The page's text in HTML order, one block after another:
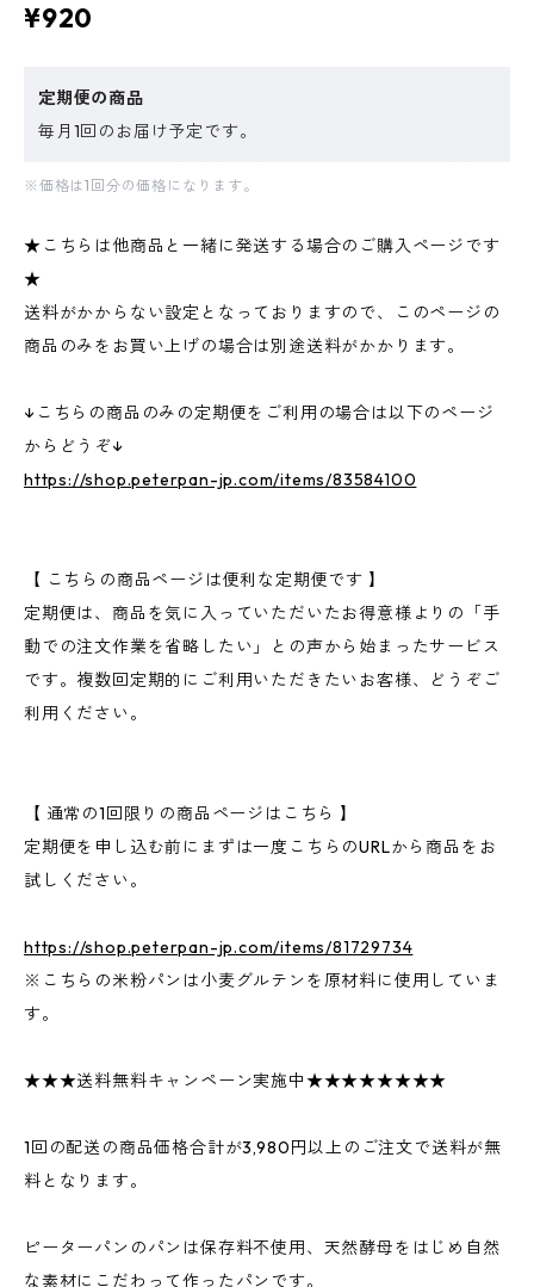
¥920
定期便の商品
毎月1回のお届け予定です。
※価格は1回分の価格になります。
★こちらは他商品と一緒に発送する場合のご購入ページです
★
送料がかからない設定となっておりますので、このページの
商品のみをお買い上げの場合は別途送料がかかります。
↓こちらの商品のみの定期便をご利用の場合は以下のページ
からどうぞ↓
https://shop.peterpan-jp.com/items/83584100
【 こちらの商品ページは便利な定期便です 】
定期便は、商品を気に入っていただいたお得意様よりの「手
動での注文作業を省略したい」との声から始まったサービス
です。複数回定期的にご利用いただきたいお客様、どうぞご
利用ください。
【 通常の1回限りの商品ページはこちら 】
定期便を申し込む前にまずは一度こちらのURLから商品をお
試しください。
https://shop.peterpan-jp.com/items/81729734
※こちらの米粉パンは小麦グルテンを原材料に使用していま
す。
★★★送料無料キャンペーン実施中★★★★★★★★
1回の配送の商品価格合計が3,980円以上のご注文で送料が無
料となります。
ピーターパンのパンは保存料不使用、天然酵母をはじめ自然
な素材にこだわって作ったパンです。